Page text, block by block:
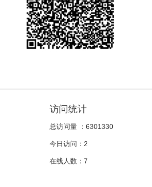
公告（截稿时间2014年10月1日）
2014-01-23
【本期话题】“新技术影响下的媒介素
《国际新闻界》征集《本期话题》栏目策
访问统计
总访问量 ： 6301330
今日访问： 2
在线人数： 7